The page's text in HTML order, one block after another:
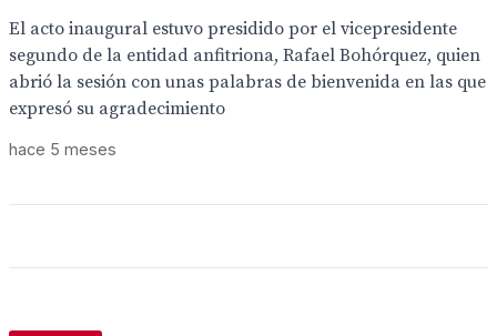
El acto inaugural estuvo presidido por el vicepresidente
segundo de la entidad anfitriona, Rafael Bohórquez, quien
abrió la sesión con unas palabras de bienvenida en las que
expresó su agradecimiento
hace 5 meses